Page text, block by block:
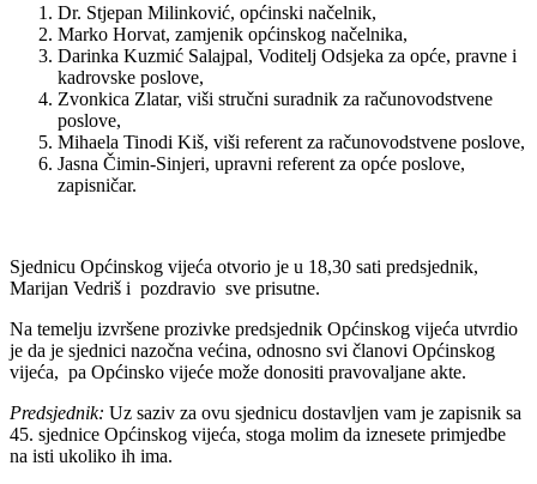
Dr. Stjepan Milinković, općinski načelnik,
Marko Horvat, zamjenik općinskog načelnika,
Darinka Kuzmić Salajpal, Voditelj Odsjeka za opće, pravne i
kadrovske poslove,
Zvonkica Zlatar, viši stručni suradnik za računovodstvene
poslove,
Mihaela Tinodi Kiš, viši referent za računovodstvene poslove,
Jasna Čimin-Sinjeri, upravni referent za opće poslove,
zapisničar.
Sjednicu Općinskog vijeća otvorio je u 18,30 sati predsjednik,
Marijan Vedriš i pozdravio sve prisutne.
Na temelju izvršene prozivke predsjednik Općinskog vijeća utvrdio
je da je sjednici nazočna većina, odnosno svi članovi Općinskog
vijeća, pa Općinsko vijeće može donositi pravovaljane akte.
Predsjednik: Uz saziv za ovu sjednicu dostavljen vam je zapisnik sa
45. sjednice Općinskog vijeća, stoga molim da iznesete primjedbe
na isti ukoliko ih ima.